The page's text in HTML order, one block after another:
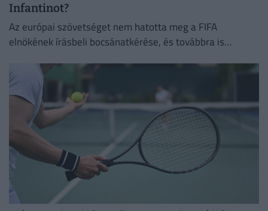
Infantinot?
Az európai szövetséget nem hatotta meg a FIFA
elnökének írásbeli bocsánatkérése, és továbbra is